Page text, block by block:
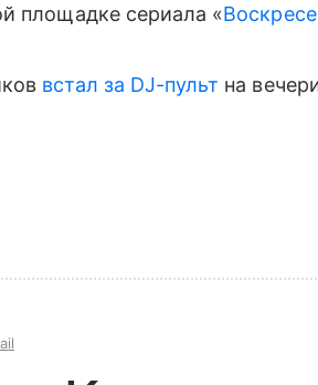
площадке сериала «
встал за DJ-пульт на